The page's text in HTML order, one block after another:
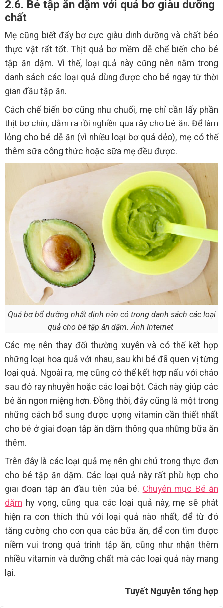
2.6. Bé tập ăn dặm với quả bơ giàu dưỡng
chất
Mẹ cũng biết đấy bơ cực giàu dinh dưỡng và chất béo
thực vật rất tốt. Thịt quả bơ mềm dễ chế biến cho bé
tập ăn dặm. Vì thế, loại quả này cũng nên nằm trong
danh sách các loại quả dùng được cho bé ngay từ thời
gian đầu tập ăn.
Cách chế biến bơ cũng như chuối, mẹ chỉ cần lấy phần
thịt bơ chín, dằm ra rồi nghiền qua rây cho bé ăn. Để làm
lỏng cho bé dễ ăn (vì nhiều loại bơ quá dẻo), mẹ có thể
thêm sữa công thức hoặc sữa mẹ đều được.
Quả bơ bổ dưỡng nhất định nên có trong danh sách các loại
quả cho bé tập ăn dặm. Ảnh Internet
Các mẹ nên thay đổi thường xuyên và có thể kết hợp
những loại hoa quả với nhau, sau khi bé đã quen vị từng
loại quả. Ngoài ra, mẹ cũng có thể kết hợp nấu với cháo
sau đó ray nhuyễn hoặc các loại bột. Cách này giúp các
bé ăn ngon miệng hơn. Đồng thời, đây cũng là một trong
những cách bổ sung được lượng vitamin cần thiết nhất
cho bé ở giai đoạn tập ăn dặm thông qua những bữa ăn
thêm.
Trên đây là các loại quả mẹ nên ghi chú trong thực đơn
cho bé tập ăn dặm. Các loại quả này rất phù hợp cho
giai đoạn tập ăn đầu tiên của bé. Chuyên mục Bé ăn
dặm hy vọng, cũng qua các loại quả này, mẹ sẽ phát
hiện ra con thích thú với loại quả nào nhất, để từ đó
tăng cường cho con qua các bữa ăn, để con tìm được
niềm vui trong quá trình tập ăn, cũng như nhận thêm
nhiều vitamin và dưỡng chất mà các loại quả này mang
lại.
Tuyết Nguyễn tổng hợp